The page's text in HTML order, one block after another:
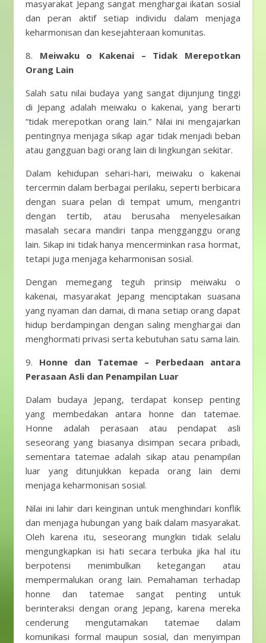
masyarakat Jepang sangat menghargai ikatan sosial
dan peran aktif setiap individu dalam menjaga
keharmonisan dan kesejahteraan komunitas.
8. Meiwaku o Kakenai – Tidak Merepotkan
Orang Lain
Salah satu nilai budaya yang sangat dijunjung tinggi
di Jepang adalah meiwaku o kakenai, yang berarti
“tidak merepotkan orang lain.” Nilai ini mengajarkan
pentingnya menjaga sikap agar tidak menjadi beban
atau gangguan bagi orang lain di lingkungan sekitar.
Dalam kehidupan sehari-hari, meiwaku o kakenai
tercermin dalam berbagai perilaku, seperti berbicara
dengan suara pelan di tempat umum, mengantri
dengan tertib, atau berusaha menyelesaikan
masalah secara mandiri tanpa mengganggu orang
lain. Sikap ini tidak hanya mencerminkan rasa hormat,
tetapi juga menjaga keharmonisan sosial.
Dengan memegang teguh prinsip meiwaku o
kakenai, masyarakat Jepang menciptakan suasana
yang nyaman dan damai, di mana setiap orang dapat
hidup berdampingan dengan saling menghargai dan
menghormati privasi serta kebutuhan satu sama lain.
9. Honne dan Tatemae – Perbedaan antara
Perasaan Asli dan Penampilan Luar
Dalam budaya Jepang, terdapat konsep penting
yang membedakan antara honne dan tatemae.
Honne adalah perasaan atau pendapat asli
seseorang yang biasanya disimpan secara pribadi,
sementara tatemae adalah sikap atau penampilan
luar yang ditunjukkan kepada orang lain demi
menjaga keharmonisan sosial.
Nilai ini lahir dari keinginan untuk menghindari konflik
dan menjaga hubungan yang baik dalam masyarakat.
Oleh karena itu, seseorang mungkin tidak selalu
mengungkapkan isi hati secara terbuka jika hal itu
berpotensi menimbulkan ketegangan atau
mempermalukan orang lain. Pemahaman terhadap
honne dan tatemae sangat penting untuk
berinteraksi dengan orang Jepang, karena mereka
cenderung mengutamakan tatemae dalam
komunikasi formal maupun sosial, dan menyimpan